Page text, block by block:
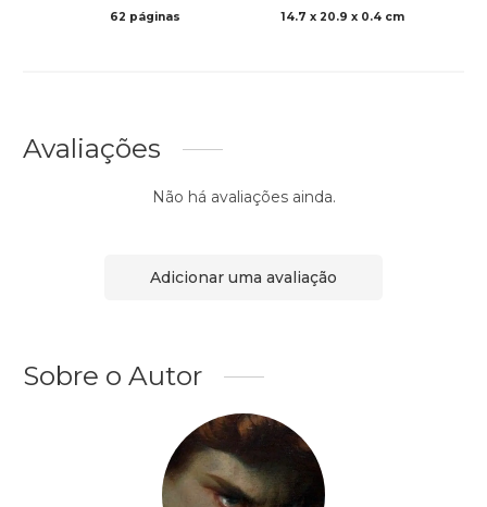
62 páginas 14.7 x 20.9 x 0.4 cm
Avaliações
Não há avaliações ainda.
Adicionar uma avaliação
Sobre o Autor